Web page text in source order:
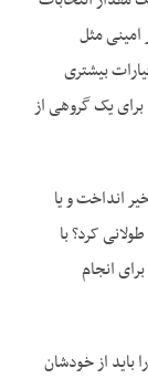
امینی مثل
بیشتری
یک گروهی از
انداخت و یا
کرد؟ با
انجام
باید از خودشان